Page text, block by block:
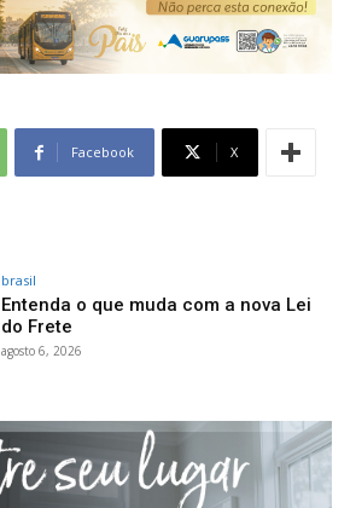
Facebook X
brasil
Entenda o que muda com a nova Lei
do Frete
agosto 6, 2026